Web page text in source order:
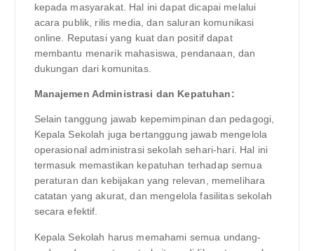
kepada masyarakat. Hal ini dapat dicapai melalui
acara publik, rilis media, dan saluran komunikasi
online. Reputasi yang kuat dan positif dapat
membantu menarik mahasiswa, pendanaan, dan
dukungan dari komunitas.
Manajemen Administrasi dan Kepatuhan:
Selain tanggung jawab kepemimpinan dan pedagogi,
Kepala Sekolah juga bertanggung jawab mengelola
operasional administrasi sekolah sehari-hari. Hal ini
termasuk memastikan kepatuhan terhadap semua
peraturan dan kebijakan yang relevan, memelihara
catatan yang akurat, dan mengelola fasilitas sekolah
secara efektif.
Kepala Sekolah harus memahami semua undang-